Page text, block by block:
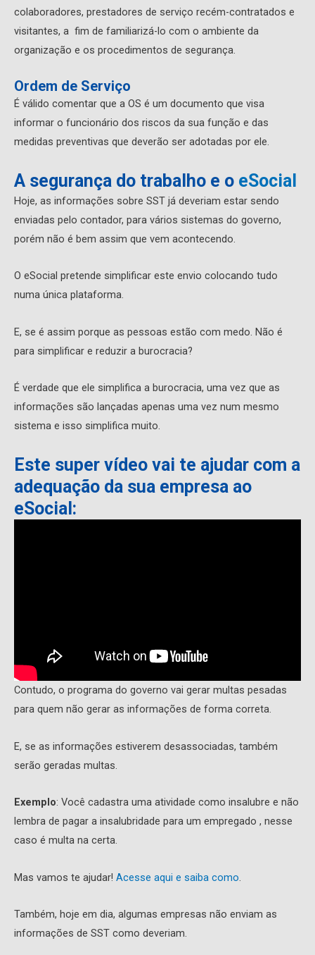
colaboradores, prestadores de serviço recém-contratados e
visitantes, a fim de familiarizá-lo com o ambiente da
organização e os procedimentos de segurança.
Ordem de Serviço
É válido comentar que a OS é um documento que visa
informar o funcionário dos riscos da sua função e das
medidas preventivas que deverão ser adotadas por ele.
A segurança do trabalho e o eSocial
Hoje, as informações sobre SST já deveriam estar sendo
enviadas pelo contador, para vários sistemas do governo,
porém não é bem assim que vem acontecendo.
O eSocial pretende simplificar este envio colocando tudo
numa única plataforma.
E, se é assim porque as pessoas estão com medo. Não é
para simplificar e reduzir a burocracia?
É verdade que ele simplifica a burocracia, uma vez que as
informações são lançadas apenas uma vez num mesmo
sistema e isso simplifica muito.
Este super vídeo vai te ajudar com a
adequação da sua empresa ao
eSocial:
Contudo, o programa do governo vai gerar multas pesadas
para quem não gerar as informações de forma correta.
E, se as informações estiverem desassociadas, também
serão geradas multas.
Exemplo: Você cadastra uma atividade como insalubre e não
lembra de pagar a insalubridade para um empregado , nesse
caso é multa na certa.
Mas vamos te ajudar! Acesse aqui e saiba como.
Também, hoje em dia, algumas empresas não enviam as
informações de SST como deveriam.